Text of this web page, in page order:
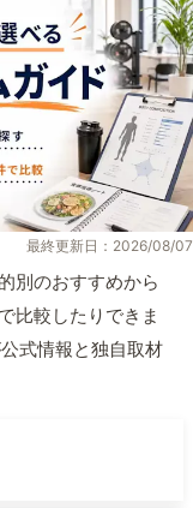
最終更新日：2026/08/07
別のおすすめから
比較したりできま
式情報と独自取材